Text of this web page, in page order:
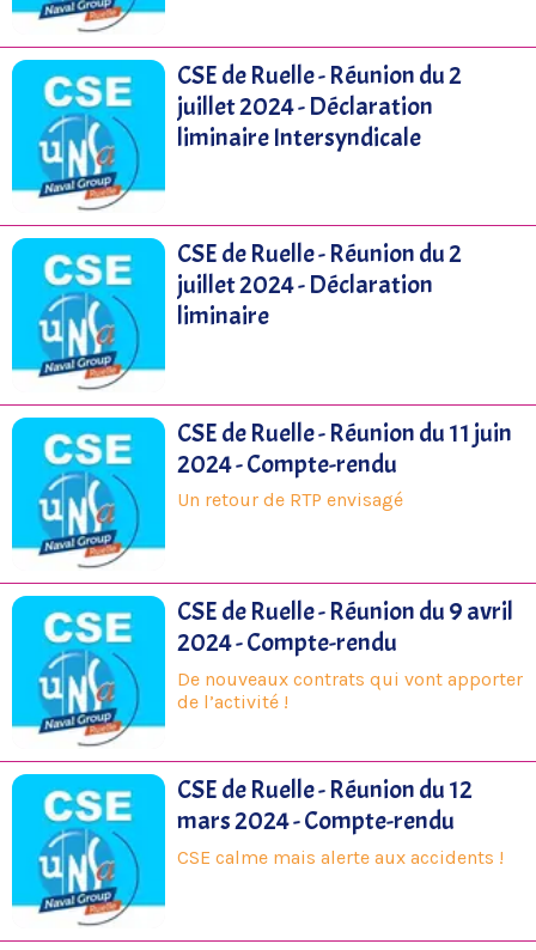
CSE de Ruelle - Réunion du 2
juillet 2024 - Déclaration
liminaire Intersyndicale
CSE de Ruelle - Réunion du 2
juillet 2024 - Déclaration
liminaire
CSE de Ruelle - Réunion du 11 juin
2024 - Compte-rendu
Un retour de RTP envisagé
CSE de Ruelle - Réunion du 9 avril
2024 - Compte-rendu
De nouveaux contrats qui vont apporter
de l’activité !
CSE de Ruelle - Réunion du 12
mars 2024 - Compte-rendu
CSE calme mais alerte aux accidents !